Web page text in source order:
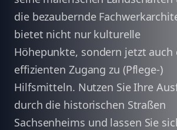
die bezaubernde
bietet nicht nur kulturelle
Höhepunkte, sondern jetzt auch
effizienten Zugang zu (Pflege-)
Hilfsmitteln. Nutzen Sie Ihre
durch die historischen Straßen
Sachsenheims und lassen Sie